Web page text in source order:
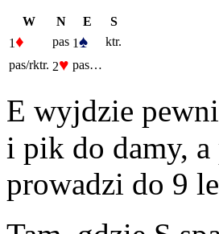
W N E
S
1♦ pas 1♠
ktr.
pas/rktr. 2♥ pas…
E wyjdzie
i pik do damy, a
prowadzi do 9